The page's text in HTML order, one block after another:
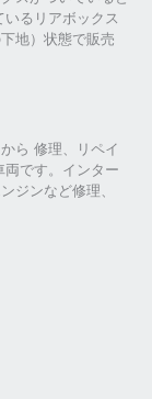
るリアボックス
地）状態で販売
ら 修理、リペイ
両です。インター
ジンなど修理、